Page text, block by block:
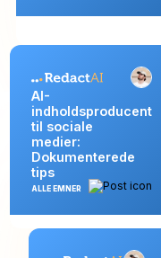
AI-
indholdsproducent
til sociale
medier:
Dokumenterede
tips
ALLE EMNER